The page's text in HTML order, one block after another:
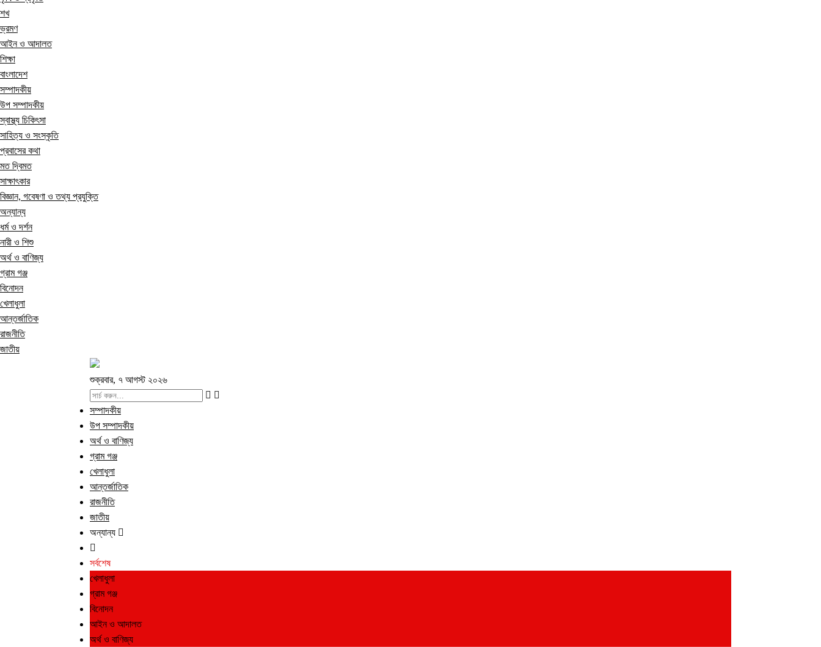
শখ
ভ্রমণ
আইন ও আদালত
শিক্ষা
বাংলাদেশ
সম্পাদকীয়
উপ সম্পাদকীয়
স্বাস্থ্য চিকিৎসা
সাহিত্য ও সংস্কৃতি
প্রবাসের কথা
মত দ্বিমত
সাক্ষাৎকার
বিজ্ঞান, গবেষণা ও তথ্য প্রযুক্তি
অন্যান্য
ধর্ম ও দর্শন
নারী ও শিশু
অর্থ ও বাণিজ্য
গ্রাম গঞ্জ
বিনোদন
খেলাধুলা
আন্তর্জাতিক
রাজনীতি
জাতীয়
শুক্রবার, ৭ আগস্ট ২০২৬
সম্পাদকীয়
উপ সম্পাদকীয়
অর্থ ও বাণিজ্য
গ্রাম গঞ্জ
খেলাধুলা
আন্তর্জাতিক
রাজনীতি
জাতীয়
অন্যান্য
সর্বশেষ
খেলাধুলা
গ্রাম গঞ্জ
বিনোদন
আইন ও আদালত
অর্থ ও বাণিজ্য